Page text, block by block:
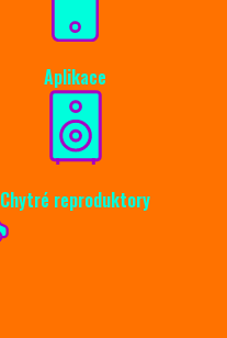
Aplikace
Chytré reproduktory